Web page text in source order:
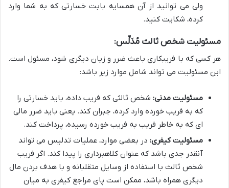
ولی می توانید از آن همسایه بابت خسارتی که به شما وارد
کرده، شکایت کنید.
مسئولیت شخص ثالث مُدَلِّس:
هر کسی که با فریبکاری باعث ضرر و زیان دیگری شود، مسئول است.
این مسئولیت می تواند شامل موارد زیر باشد:
مسئولیت مدنی: شخص ثالثی که فریب داده، باید خسارتی را
که به فریب خورده وارد کرده، جبران کند. یعنی باید ضرر مالی
ای که به خاطر فریب به فریب خورده رسیده، پرداخت کند.
مسئولیت کیفری: در بعضی موارد، عملیات تدلیس می تواند
آنقدر جدی باشد که عنوان کلاهبرداری را پیدا کند. اگر فریب
شخص ثالث با استفاده از وسایل متقلبانه و با هدف بردن مال
دیگری همراه باشد، ممکن است پای مراجع کیفری به میان